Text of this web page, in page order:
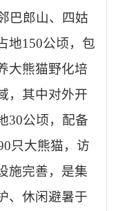
巴郎山、四姑
地150公顷，包
大熊猫野化培
，其中对外开
30公顷，配备
只大熊猫，访
施完善，是集
、休闲避暑于